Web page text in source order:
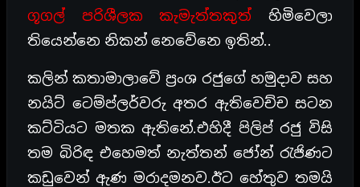
ගූගල් පරිශීලක කැමැත්තකුත් හිමිවෙලා
තියෙන්නෙ නිකන් නෙවේනෙ ඉතින්..
කලින් කතාමාලාවේ ප්‍රංශ රජුගේ හමුදාව සහ
නයිට් ටෙම්ප්ලර්වරු අතර ඇතිවෙච්ච සටන
කට්ටියට මතක ඇතිනේ.එහිදී පිලිප් රජු විසි
තම බිරිඳ එහෙමත් නැත්තන් ජෝන් රැජිණට
කඩුවෙන් ඇණ මරාදමනව.ඊට හේතුව තමයි